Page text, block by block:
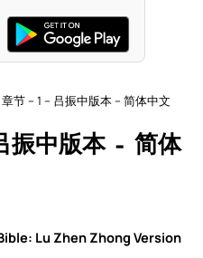
节 – 1 – 吕振中版本 – 简体中文
振中版本 – 简体
Lu Zhen Zhong Version